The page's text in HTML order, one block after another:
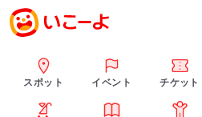
スポット イベント チケット